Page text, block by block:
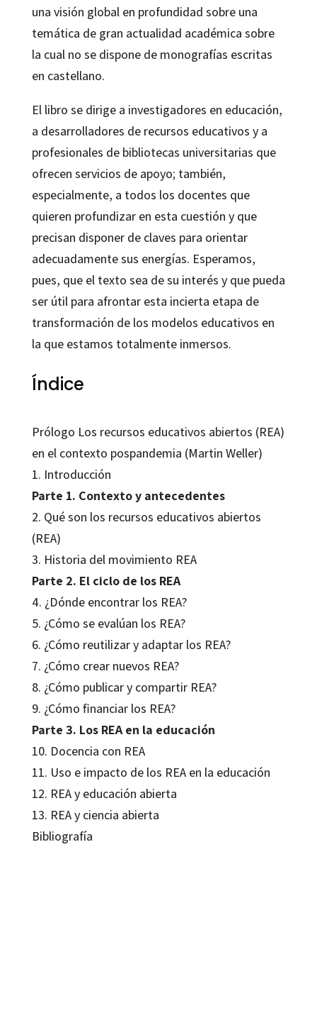
una visión global en profundidad sobre una
temática de gran actualidad académica sobre
la cual no se dispone de monografías escritas
en castellano.
El libro se dirige a investigadores en educación,
a desarrolladores de recursos educativos y a
profesionales de bibliotecas universitarias que
ofrecen servicios de apoyo; también,
especialmente, a todos los docentes que
quieren profundizar en esta cuestión y que
precisan disponer de claves para orientar
adecuadamente sus energías. Esperamos,
pues, que el texto sea de su interés y que pueda
ser útil para afrontar esta incierta etapa de
transformación de los modelos educativos en
la que estamos totalmente inmersos.
Índice
Prólogo Los recursos educativos abiertos (REA)
en el contexto pospandemia (Martin Weller)
1. Introducción
Parte 1. Contexto y antecedentes
2. Qué son los recursos educativos abiertos
(REA)
3. Historia del movimiento REA
Parte 2. El ciclo de los REA
4. ¿Dónde encontrar los REA?
5. ¿Cómo se evalúan los REA?
6. ¿Cómo reutilizar y adaptar los REA?
7. ¿Cómo crear nuevos REA?
8. ¿Cómo publicar y compartir REA?
9. ¿Cómo financiar los REA?
Parte 3. Los REA en la educación
10. Docencia con REA
11. Uso e impacto de los REA en la educación
12. REA y educación abierta
13. REA y ciencia abierta
Bibliografía